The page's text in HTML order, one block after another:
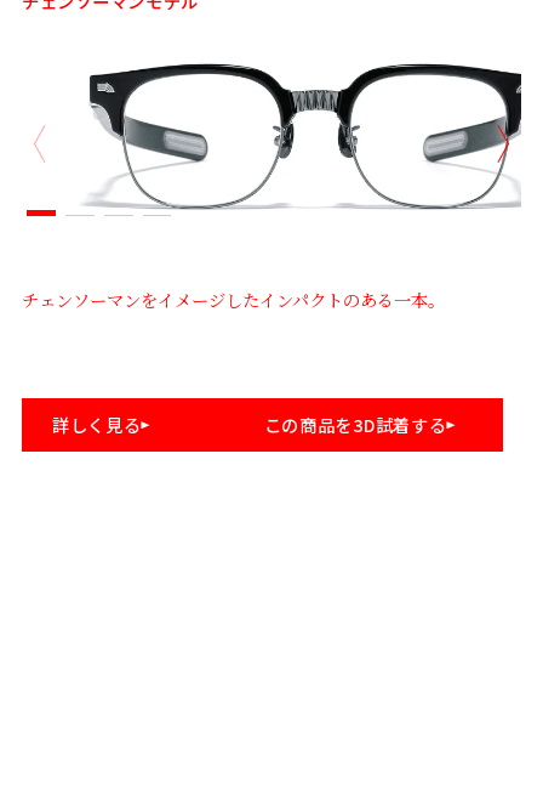
チェンソーマンをイメージしたインパクトのある一本。
詳しく見る この商品を3D試着する